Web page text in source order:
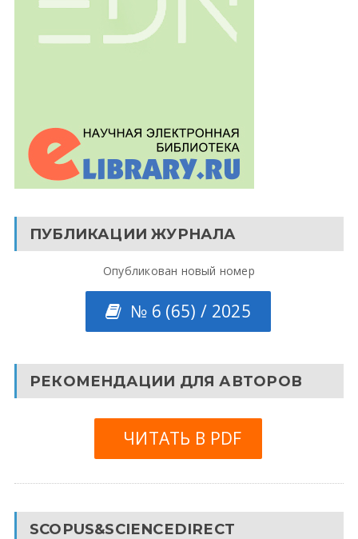
ПУБЛИКАЦИИ ЖУРНАЛА
Опубликован новый номер
№ 6 (65) / 2025
РЕКОМЕНДАЦИИ ДЛЯ АВТОРОВ
ЧИТАТЬ В PDF
SCOPUS&SCIENCEDIRECT